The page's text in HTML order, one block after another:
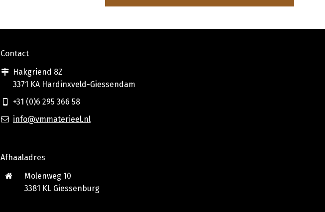
Contact
Hakgriend 8Z
3371 KA Hardinxveld-Giessendam
+31 (0)6 295 366 58
info@vmmaterieel.nl
Afhaaladres
Molenweg 10
3381 KL Giessenburg